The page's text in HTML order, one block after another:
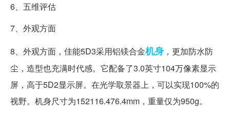
6、五维评估
7、外观方面
8、外观方面，佳能5D3采用铝镁合金机身 ，更加防水防
尘，造型也充满时代感。它配备了3.0英寸104万像素显示
屏，高于5D2显示屏。在光学取景器上，可以实现100%的
视野。机身尺寸为152116.476.4mm，重量仅为950g。